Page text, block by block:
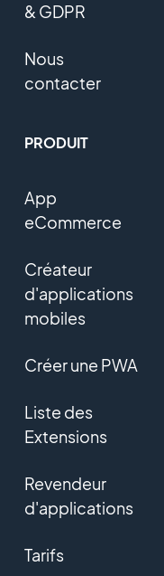
& GDPR
Nous
contacter
PRODUIT
App
eCommerce
Créateur
d'applications
mobiles
Créer une PWA
Liste des
Extensions
Revendeur
d'applications
Tarifs